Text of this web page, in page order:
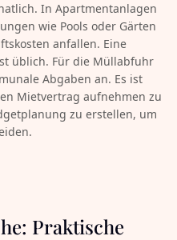
In Apartmentanlagen
wie Pools oder Gärten
anfallen. Eine
üblich. Für die Müllabfuhr
Abgaben an. Es ist
Mietvertrag aufnehmen zu
zu erstellen, um
Praktische